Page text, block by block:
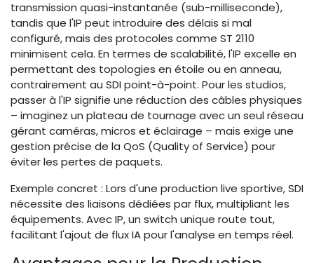
transmission quasi-instantanée (sub-milliseconde),
tandis que l'IP peut introduire des délais si mal
configuré, mais des protocoles comme ST 2110
minimisent cela. En termes de scalabilité, l'IP excelle en
permettant des topologies en étoile ou en anneau,
contrairement au SDI point-à-point. Pour les studios,
passer à l'IP signifie une réduction des câbles physiques
– imaginez un plateau de tournage avec un seul réseau
gérant caméras, micros et éclairage – mais exige une
gestion précise de la QoS (Quality of Service) pour
éviter les pertes de paquets.
Exemple concret : Lors d'une production live sportive, SDI
nécessite des liaisons dédiées par flux, multipliant les
équipements. Avec IP, un switch unique route tout,
facilitant l'ajout de flux IA pour l'analyse en temps réel.